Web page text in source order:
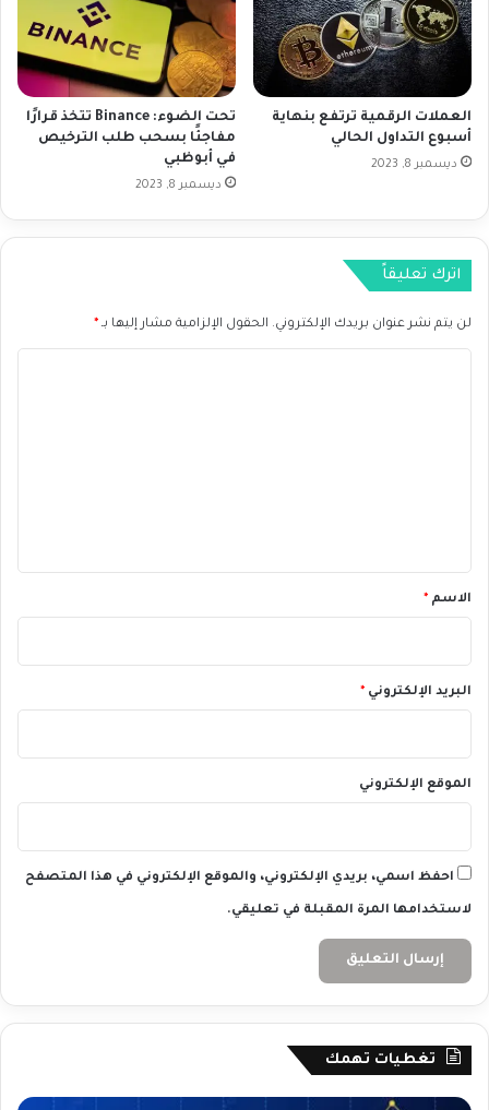
ل
م
ؤ
ر
ا
ت
ا
ة
8
ا
ب
م
ف
ظ
ا
ي
د
ل
ي
العملات الرقمية ترتفع بنهاية
أسبوع التداول الحالي
ديسمبر 8, 2023
تحت الضوء: Binance تتخذ قرارًا
مفاجئًا بسحب طلب الترخيص
في أبوظبي
ديسمبر 8, 2023
اترك تعليقاً
لن يتم نشر عنوان بريدك الإلكتروني. الحقول الإلزامية مشار إليها بـ *
*الاسم *
البريد الإلكتروني *
الموقع الإلكتروني
احفظ اسمي، بريدي الإلكتروني، والموقع الإلكتروني في هذا المتصفح
لاستخدامها المرة المقبلة في تعليقي.
تغطيات تهمك